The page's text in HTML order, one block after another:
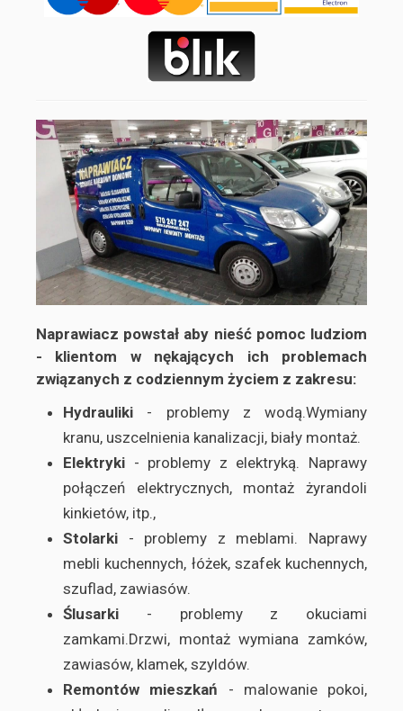
Naprawiacz powstał aby nieść pomoc ludziom
- klientom w nękających ich problemach
związanych z codziennym życiem z zakresu:
Hydrauliki - problemy z wodą.Wymiany
kranu, uszcelnienia kanalizacji, biały montaż.
Elektryki - problemy z elektryką. Naprawy
połączeń elektrycznych, montaż żyrandoli
kinkietów, itp.,
Stolarki - problemy z meblami. Naprawy
mebli kuchennych, łóżek, szafek kuchennych,
szuflad, zawiasów.
Ślusarki - problemy z okuciami
zamkami.Drzwi, montaż wymiana zamków,
zawiasów, klamek, szyldów.
Remontów mieszkań - malowanie pokoi,